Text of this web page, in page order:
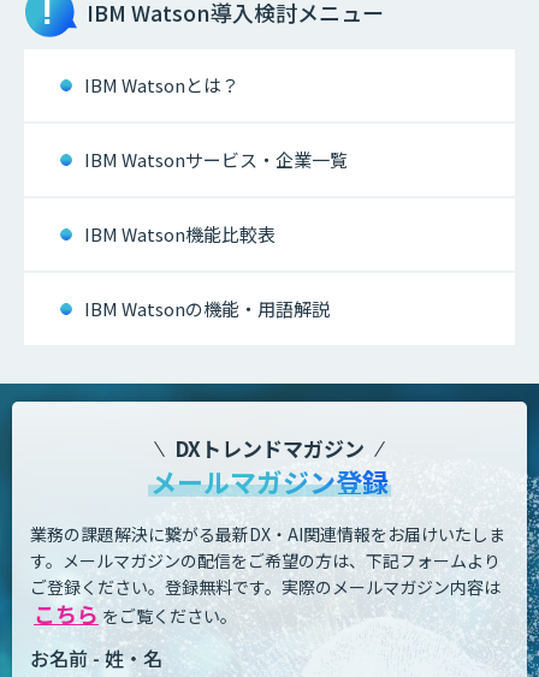
IBM Watson導入検討メニュー
IBM Watsonとは？
IBM Watsonサービス・企業一覧
IBM Watson機能比較表
IBM Watsonの機能・用語解説
DXトレンドマガジン
メールマガジン登録
業務の課題解決に繋がる最新DX・AI関連情報をお届けいたしま
す。 メールマガジンの配信をご希望の方は、下記フォームより
ご登録ください。登録無料です。 実際のメールマガジン内容は
こちら をご覧ください。
お名前 - 姓・名